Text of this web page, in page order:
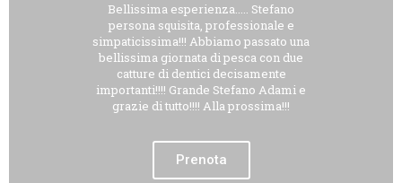
Bellissima esperienza..... Stefano
persona squisita, professionale e
simpaticissima!!! Abbiamo passato una
bellissima giornata di pesca con due
catture di dentici decisamente
importanti!!!! Grande Stefano Adami e
grazie di tutto!!!! Alla prossima!!!
Prenota